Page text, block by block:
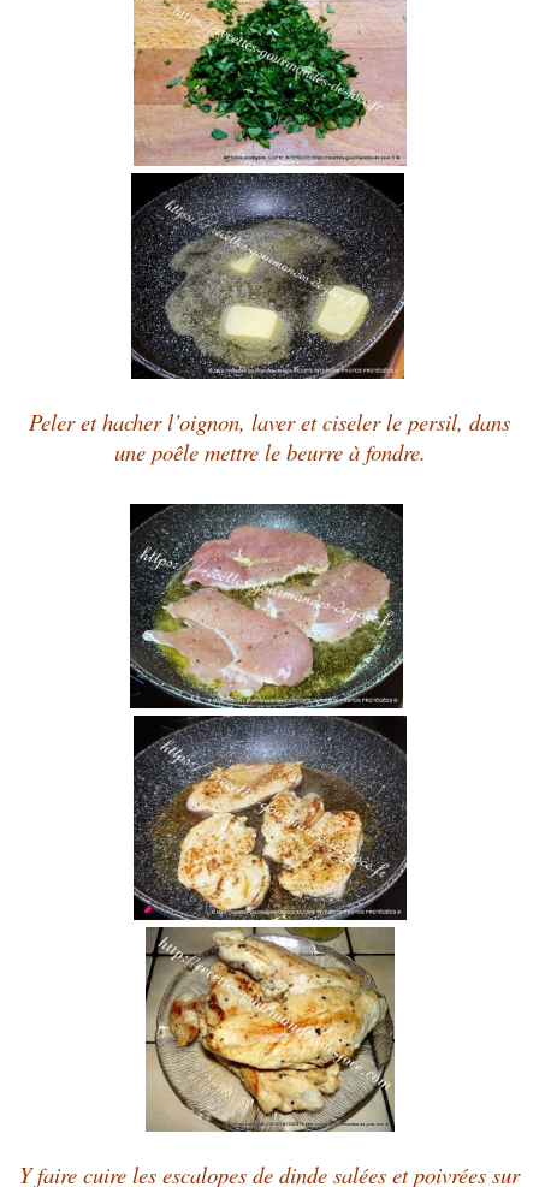
Peler et hacher l’oignon, laver et ciseler le persil, dans
une poêle mettre le beurre à fondre.
Y faire cuire les escalopes de dinde salées et poivrées sur